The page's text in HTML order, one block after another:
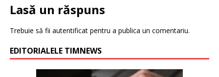
Lasă un răspuns
Trebuie să fii autentificat pentru a publica un comentariu.
EDITORIALELE TIMNEWS